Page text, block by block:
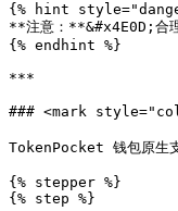
{% hint
**注意：**&#x4E0D;合理
{% endhint %}
***
### <mark
TokenPocket 钱包原生
{% stepper %}
{% step %}